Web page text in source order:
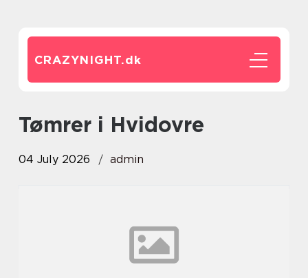
CRAZYNIGHT.dk
Tømrer i Hvidovre
04 July 2026 admin